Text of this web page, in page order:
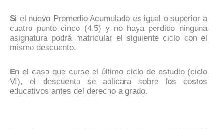
Si el nuevo Promedio Acumulado es igual o superior a
cuatro punto cinco (4.5) y no haya perdido ninguna
asignatura podrá matricular el siguiente ciclo con el
mismo descuento.
En el caso que curse el último ciclo de estudio (ciclo
VI), el descuento se aplicara sobre los costos
educativos antes del derecho a grado.